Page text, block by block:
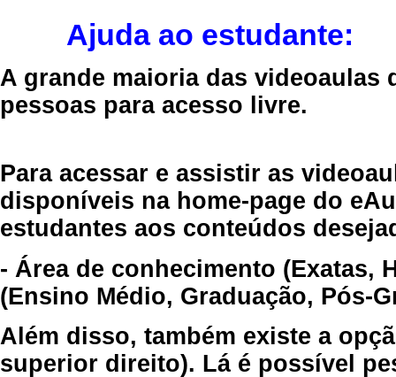
Ajuda ao estudante:
A grande maioria das videoaulas
pessoas para acesso livre.
Para acessar e assistir as
disponíveis na home-page do
estudantes aos conteúdos
- Área de conhecimento (Exatas,
(Ensino Médio, Graduação, Pós-
Além disso, também existe a
superior direito). Lá é possível